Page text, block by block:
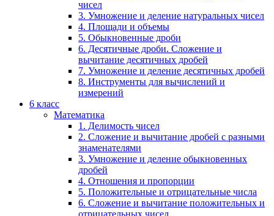
чисел
3. Умножение и деление натуральных чисел
4. Площади и объемы
5. Обыкновенные дроби
6. Десятичные дроби. Сложение и
вычитание десятичных дробей
7. Умножение и деление десятичных дробей
8. Инструменты для вычислений и
измерений
6 класс
Математика
1. Делимость чисел
2. Сложение и вычитание дробей с разными
знаменателями
3. Умножение и деление обыкновенных
дробей
4. Отношения и пропорции
5. Положительные и отрицательные числа
6. Сложение и вычитание положительных и
отрицательных чисел